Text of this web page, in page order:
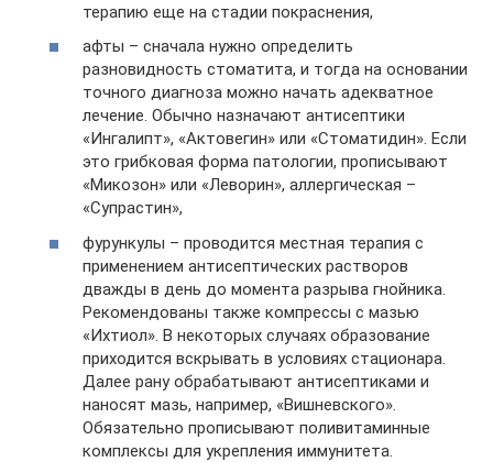
терапию еще на стадии покраснения,
афты – сначала нужно определить
разновидность стоматита, и тогда на основании
точного диагноза можно начать адекватное
лечение. Обычно назначают антисептики
«Ингалипт», «Актовегин» или «Стоматидин». Если
это грибковая форма патологии, прописывают
«Микозон» или «Леворин», аллергическая –
«Супрастин»,
фурункулы – проводится местная терапия с
применением антисептических растворов
дважды в день до момента разрыва гнойника.
Рекомендованы также компрессы с мазью
«Ихтиол». В некоторых случаях образование
приходится вскрывать в условиях стационара.
Далее рану обрабатывают антисептиками и
наносят мазь, например, «Вишневского».
Обязательно прописывают поливитаминные
комплексы для укрепления иммунитета.